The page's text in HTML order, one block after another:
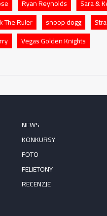
Ryan Reynolds Sara &
The Ruler
snoop dogg
Vegas Golden Knights
NEWS
KONKURSY
FOTO
FELIETONY
RECENZJE